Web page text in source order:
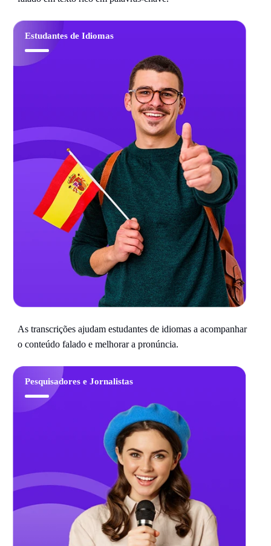
Estudantes de Idiomas
As transcrições ajudam estudantes de idiomas a acompanhar
o conteúdo falado e melhorar a pronúncia.
Pesquisadores e Jornalistas